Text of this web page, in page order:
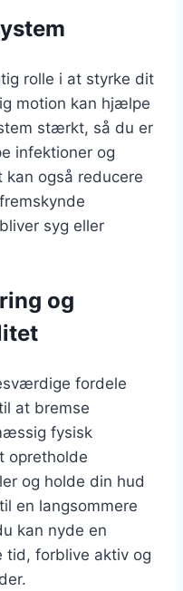
rolle i at styrke dit
motion kan hjælpe
stærkt, så du er
infektioner og
kan også reducere
syg eller
og
fordele
at bremse
fysisk
opretholde
og holde din hud
en langsommere
kan nyde en
forblive aktiv og